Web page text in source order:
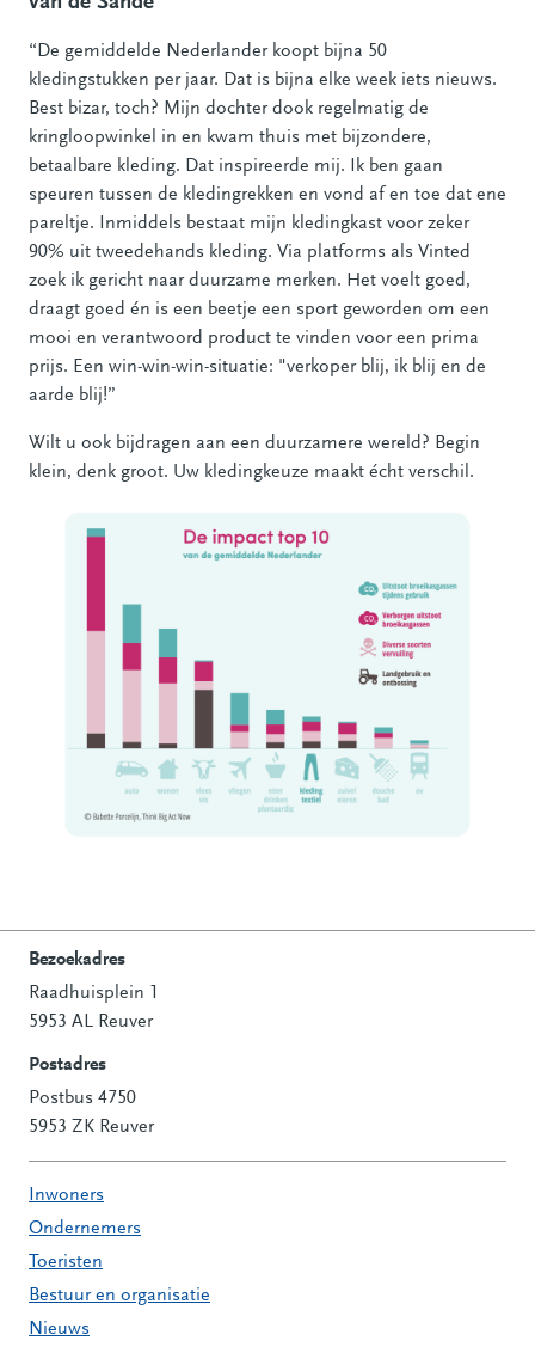
“De gemiddelde Nederlander koopt bijna 50
kledingstukken per jaar. Dat is bijna elke week iets nieuws.
Best bizar, toch? Mijn dochter dook regelmatig de
kringloopwinkel in en kwam thuis met bijzondere,
betaalbare kleding. Dat inspireerde mij. Ik ben gaan
speuren tussen de kledingrekken en vond af en toe dat ene
pareltje. Inmiddels bestaat mijn kledingkast voor zeker
90% uit tweedehands kleding. Via platforms als Vinted
zoek ik gericht naar duurzame merken. Het voelt goed,
draagt goed én is een beetje een sport geworden om een
mooi en verantwoord product te vinden voor een prima
prijs. Een win-win-win-situatie: "verkoper blij, ik blij en de
aarde blij!”
Wilt u ook bijdragen aan een duurzamere wereld? Begin
klein, denk groot. Uw kledingkeuze maakt écht verschil.
Contactinformatie
Bezoekadres
Raadhuisplein 1
5953 AL Reuver
Postadres
Postbus 4750
5953 ZK Reuver
Inwoners
Ondernemers
Toeristen
Bestuur en organisatie
Nieuws